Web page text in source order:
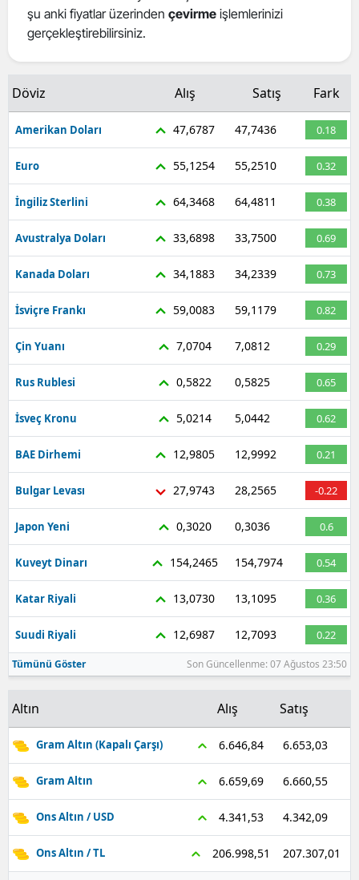
Giresun
Hakkari
Isparta
Mersin
İstanbul
Kars
Kastamonu
Kayseri
Kırklareli
Kırşehir
Kocaeli
Kütahya
Malatya
Manisa
Kahramanmaraş
Mardin
Muğla
Nevşehir
Niğde
Rize
Sakarya
şu anki fiyatlar üzerinden çevirme işlemlerinizi
gerçekleştirebilirsiniz.
Döviz Alış Satış Fark
Amerikan Doları 47,6787 47,7436 0.18
Euro 55,1254 55,2510 0.32
İngiliz Sterlini 64,3468 64,4811 0.38
Avustralya Doları 33,6898 33,7500 0.69
Kanada Doları 34,1883 34,2339 0.73
İsviçre Frankı 59,0083 59,1179 0.82
Çin Yuanı 7,0704 7,0812 0.29
Rus Rublesi 0,5822 0,5825 0.65
İsveç Kronu 5,0214 5,0442 0.62
BAE Dirhemi 12,9805 12,9992 0.21
Bulgar Levası 27,9743 28,2565 -0.22
Japon Yeni 0,3020 0,3036 0.6
Kuveyt Dinarı 154,2465 154,7974 0.54
Katar Riyali 13,0730 13,1095 0.36
Suudi Riyali 12,6987 12,7093 0.22
Tümünü Göster Son Güncellenme: 07 Ağustos 23:50
Altın Alış Satış
Gram Altın (Kapalı Çarşı) 6.646,84 6.653,03
Gram Altın 6.659,69 6.660,55
Ons Altın / USD 4.341,53 4.342,09
Ons Altın / TL 206.998,51 207.307,01